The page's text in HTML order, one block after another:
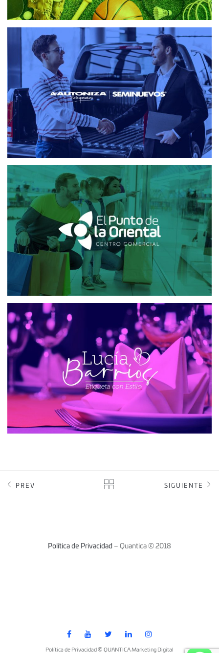
SEMINUEVOS AUTONIZA
DISEÑO WEB
EL PUNTO DE LA ORIENTAL
CRM CRM CENTROS COMERCIALES DISEÑO WEB
MAILING Y SMS PLATAFORMA MAILING
PLATAFORMA SMS
ETIQUETA CON ESTILO
DISEÑO WEB
PREV SIGUIENTE
Política de Privacidad – Quantica © 2018
Política de Privacidad © QUANTICA Marketing Digital